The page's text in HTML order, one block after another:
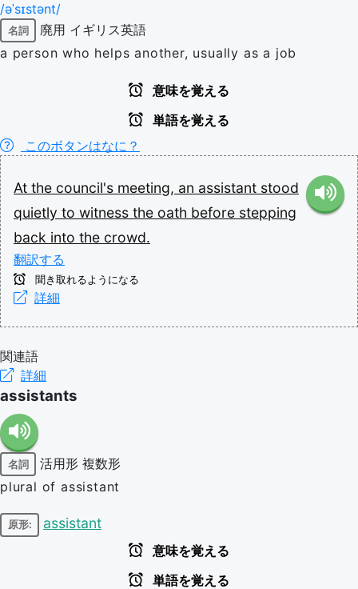
/əˈsɪstənt/
名詞 廃用 イギリス英語
a person who helps another, usually as a job
意味を覚える
単語を覚える
このボタンはなに？
At the council's meeting, an assistant stood
quietly to witness the oath before stepping
back into the crowd.
翻訳する
聞き取れるようになる
詳細
関連語
詳細
assistants
名詞 活用形 複数形
plural of assistant
原形: assistant
意味を覚える
単語を覚える